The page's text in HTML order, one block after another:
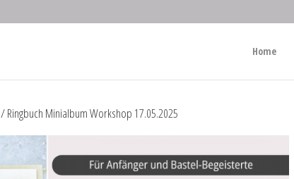
Home
/ Ringbuch Minialbum Workshop 17.05.2025